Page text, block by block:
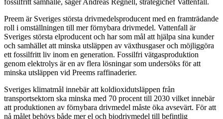
Preem är Sveriges största drivmedelsproducent med en framträdande
roll i omställningen till mer förnybara drivmedel. Vattenfall är
Sveriges största elproducent och har som mål att hjälpa sina kunder
och samhället att minska utsläppen av växthusgaser och möjliggöra
ett fossilfritt liv inom en generation. Fossilfri vätgasproduktion
genom elektrolys är en av flera lösningar som undersöks för att
minska utsläppen vid Preems raffinaderier.
Sveriges klimatmål innebär att koldioxidutsläppen från
transportsektorn ska minska med 70 procent till 2030 vilket innebär
att produktionen av förnybara drivmedel måste öka avsevärt. För att
nå målet behövs både mer el och biodrivmedel till befintlig